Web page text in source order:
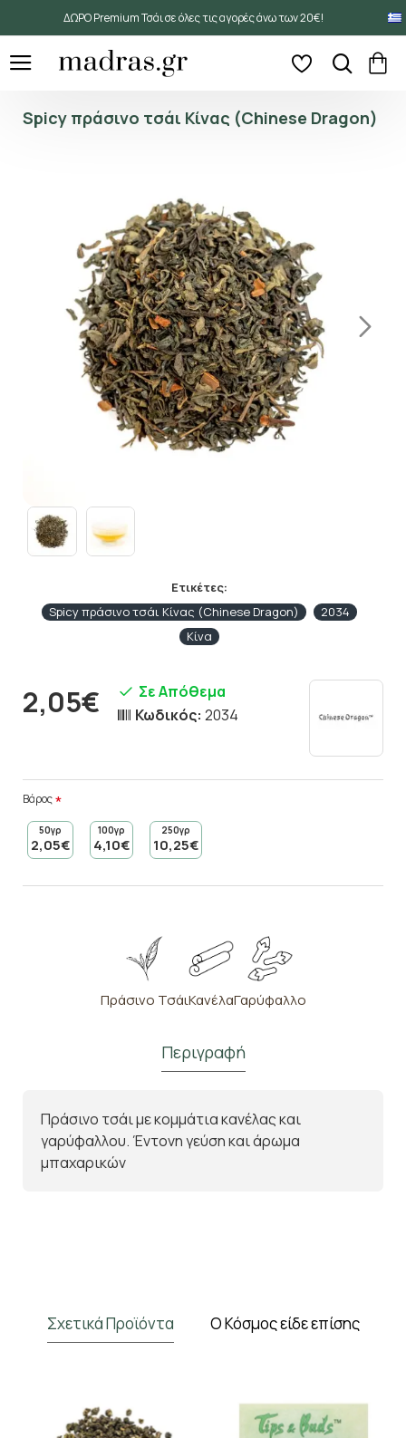
ΔΩΡΟ Premium Τσάι σε όλες τις αγορές άνω των 20€!
Spicy πράσινο τσάι Κίνας (Chinese Dragon)
Ετικέτες:
Spicy πράσινο τσάι Κίνας (Chinese Dragon)
2034
Κίνα
2,05€
Σε Απόθεμα
Κωδικός: 2034
Βάρος
50γρ
2,05€
100γρ
4,10€
250γρ
10,25€
Περιγραφή
Πράσινο τσάι με κομμάτια κανέλας και
γαρύφαλλου. Έντονη γεύση και άρωμα
μπαχαρικών
Πράσινο ΤσάιΚανέλαΓαρύφαλλο
Σχετικά Προϊόντα Ο Κόσμος είδε επίσης